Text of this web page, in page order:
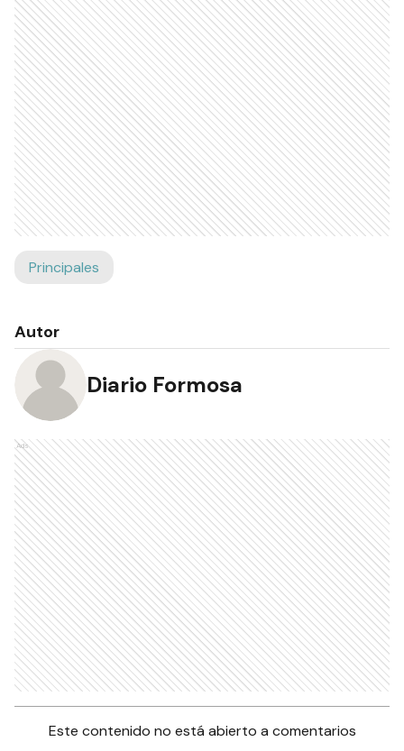
Principales
Autor
Diario Formosa
Ads
Este contenido no está abierto a comentarios